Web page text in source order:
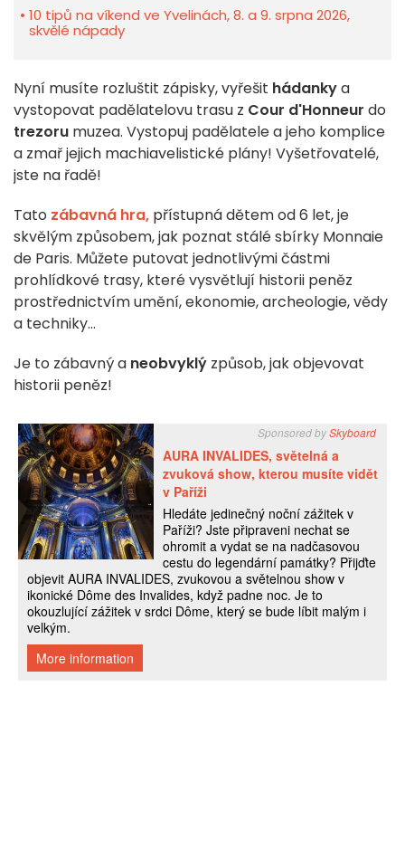
10 tipů na víkend ve Yvelinách, 8. a 9. srpna 2026,
skvělé nápady
Nyní musíte rozluštit zápisky, vyřešit hádankya
vystopovat padělatelovu trasu z Cour d'Honneur do
trezoru muzea. Vystopuj padělatele a jeho komplice
a zmař jejich machiavelistické plány! Vyšetřovatelé,
jste na řadě!
Tato zábavná hra, přístupná dětem od 6 let, je
skvělým způsobem, jak poznat stálé sbírky Monnaie
de Paris. Můžete putovat jednotlivými částmi
prohlídkové trasy, které vysvětlují historii peněz
prostřednictvím umění, ekonomie, archeologie, vědy
a techniky...
Je to zábavný a neobvyklý způsob, jak objevovat
historii peněz!